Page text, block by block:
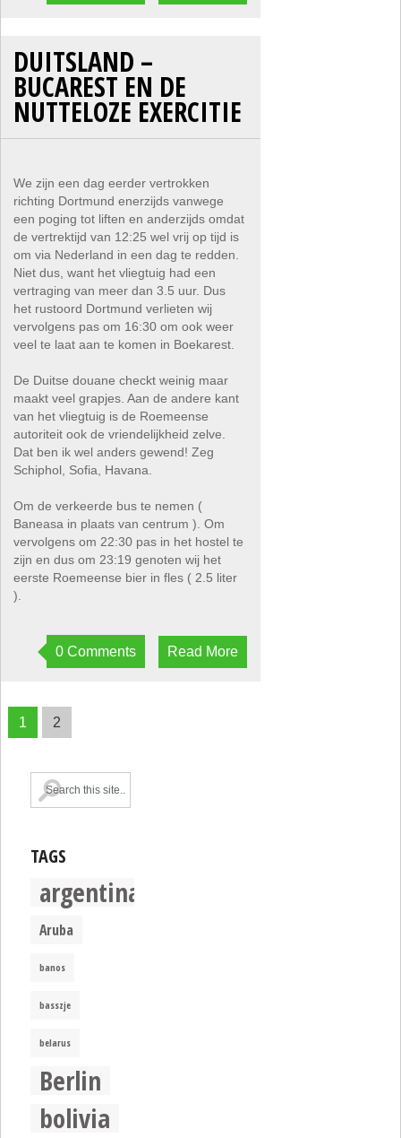
DUITSLAND –
BUCAREST EN DE
NUTTELOZE EXERCITIE
We zijn een dag eerder vertrokken
richting Dortmund enerzijds vanwege
een poging tot liften en anderzijds omdat
de vertrektijd van 12:25 wel vrij op tijd is
om via Nederland in een dag te redden.
Niet dus, want het vliegtuig had een
vertraging van meer dan 3.5 uur. Dus
het rustoord Dortmund verlieten wij
vervolgens pas om 16:30 om ook weer
veel te laat aan te komen in Boekarest.
De Duitse douane checkt weinig maar
maakt veel grapjes. Aan de andere kant
van het vliegtuig is de Roemeense
autoriteit ook de vriendelijkheid zelve.
Dat ben ik wel anders gewend! Zeg
Schiphol, Sofia, Havana.
Om de verkeerde bus te nemen (
Baneasa in plaats van centrum ). Om
vervolgens om 22:30 pas in het hostel te
zijn en dus om 23:19 genoten wij het
eerste Roemeense bier in fles ( 2.5 liter
).
0 Comments Read More
1 2
TAGS
argentina
Aruba
banos
basszje
belarus
Berlin
bolivia